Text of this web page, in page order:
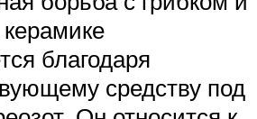
благодаря
средству под